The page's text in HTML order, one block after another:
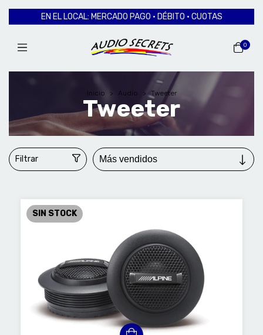
EN EL LOCAL: MERCADO PAGO · DÉBITO · CUOTAS
0
Inicio > Audio > Tweeter
Tweeter
Filtrar
SIN STOCK